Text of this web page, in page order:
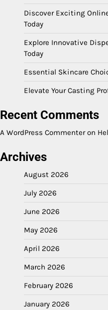
Discover Exciting
Today
Explore Innovative
Today
Essential Skincare
Elevate Your Casting
Recent Comments
A WordPress Commenteron
Archives
August 2026
July 2026
June 2026
May 2026
April 2026
March 2026
February 2026
January 2026